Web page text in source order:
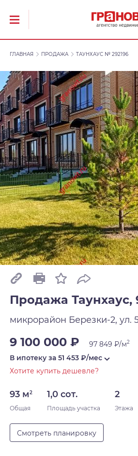
ГЛАВНАЯ ПРОДАЖА ТАУНХАУС № 292196
Продажа Таунхаус,
микрорайон Березки-2, ул.
9 100 000 ₽ 97 849 ₽/м2
В ипотеку за 51 453 ₽/мес
Хотите купить дешевле?
93 м2
Общая
1,0 сот.
Площадь участка
2
Этажа
Смотреть планировку